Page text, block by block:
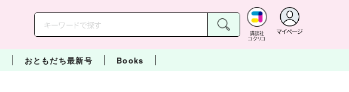
講談社
コクリコ
マイページ
おともだち最新号 Books